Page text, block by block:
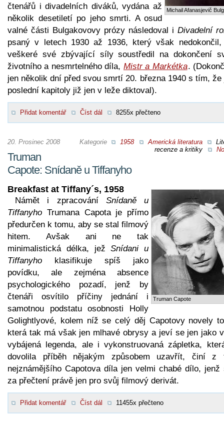
Michail Afanasjevič
čtenářů i divadelních diváků, vydána až
několik desetiletí po jeho smrti. A osud
valné části Bulgakovovy prózy následoval i Divadelní
psaný v letech 1930 až 1936, který však nedokončil,
veškeré své zbývající síly soustředil na dokončení
životního a nesmrtelného díla, Mistr a Markétka.
jen několik dní před svou smrtí 20. března 1940 s tím, že
poslední kapitoly již jen v leže diktoval).
Přidat komentář Číst dál 8255x přečteno
Kategorie 1958 Americká literatura
recenze a kritiky
20. Prosinec 2008
Truman
Capote: Snídaně u Tiffanyho
Truman Capote
Breakfast at Tiffany´s, 1958
Námět i zpracování Snídaně u
Tiffanyho Trumana Capota je přímo
předurčen k tomu, aby se stal filmový
hitem. Avšak ani ne tak
minimalistická délka, ježSnídani u
Tiffanyho klasifikuje spíš jako
povídku, ale zejména absence
psychologického pozadí, jenž by
čtenáři osvítilo příčiny jednání i
samotnou podstatu osobnosti Holly
Golightlyové, kolem níž se celý děj Capotovy novely
která tak má však jen mlhavé obrysy a jeví se jen jako
vybájená legenda, ale i vykonstruovaná zápletka,
dovolila příběh nějakým způsobem uzavřít, činí z
nejznámějšího Capotova díla jen velmi chabé dílo, jenž
za přečtení právě jen pro svůj filmový derivát.
Přidat komentář Číst dál 11455x přečteno